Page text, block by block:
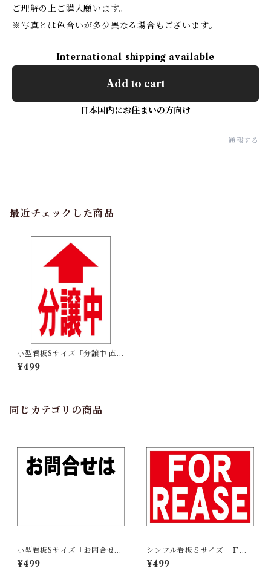
ご理解の上ご購入願います。
※写真とは色合いが多少異なる場合もございます。
International shipping available
Add to cart
日本国内にお住まいの方向け
通報する
最近チェックした商品
小型看板Sサイズ「分譲中 直進
（赤字）」 屋外可【不動産】
¥499
同じカテゴリの商品
小型看板Sサイズ「お問合せは
余白付（黒字）」 屋外可【不
動産】
¥499
シンプル看板Ｓサイズ「ＦＯ
Ｒ ＲＥＡＳＥ」【不動産】屋
外可
¥499